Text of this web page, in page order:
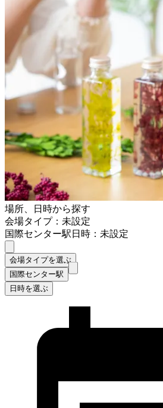
場所、日時から探す
会場タイプ：未設定
国際センター駅日時：未設定
会場タイプを選ぶ
国際センター駅
日時を選ぶ